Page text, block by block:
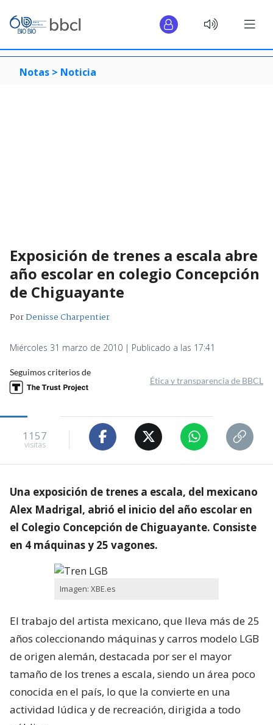
Notas > Noticia
Exposición de trenes a escala abre
año escolar en colegio Concepción
de Chiguayante
PorDenisse Charpentier
Miércoles 31 marzo de 2010 | Publicado a las 17:41
Seguimos criterios de
Ética y transparencia de BBCL
1157
visitas
Una exposición de trenes a escala, del mexicano
Alex Madrigal, abrió el inicio del año escolar en
el Colegio Concepción de Chiguayante. Consiste
en 4 máquinas y 25 vagones.
Imagen: XBE.es
El trabajo del artista mexicano, que lleva más de 25
años coleccionando máquinas y carros modelo LGB
de origen alemán, destacada por ser el mayor
tamaño de los trenes a escala, siendo un área poco
conocida en el país, lo que la convierte en una
actividad lúdica y de recreación, dirigida a todo